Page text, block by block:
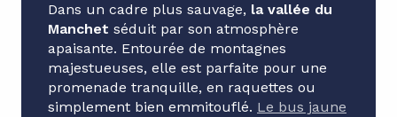
Dans un cadre plus sauvage, la vallée du
Manchet séduit par son atmosphère
apaisante. Entourée de montagnes
majestueuses, elle est parfaite pour une
promenade tranquille, en raquettes ou
simplement bien emmitouflé. Le bus jaune